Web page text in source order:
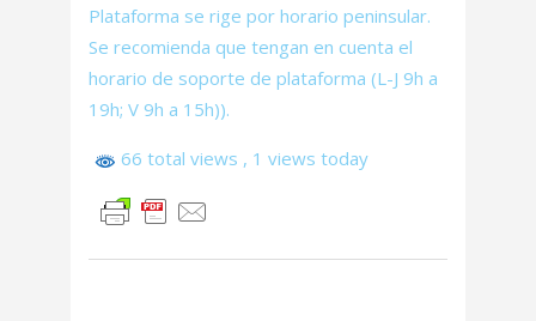
Plataforma se rige por horario peninsular.
Se recomienda que tengan en cuenta el
horario de soporte de plataforma (L-J 9h a
19h; V 9h a 15h)).
66 total views , 1 views today